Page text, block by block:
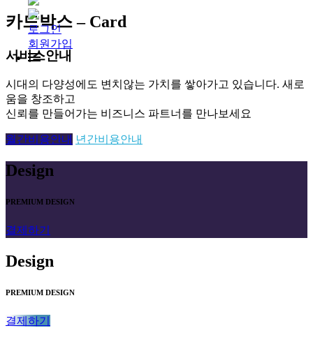
로그인
회원가입
카드박스 – Card
서비스안내
시대의 다양성에도 변치않는 가치를 쌓아가고 있습니다. 새로
움을 창조하고
신뢰를 만들어가는 비즈니스 파트너를 만나보세요
월간비용안내 년간비용안내
Design
PREMIUM DESIGN
결제하기
Design
PREMIUM DESIGN
결제하기